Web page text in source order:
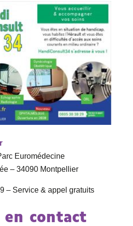
Euromédecine
– 34090 Montpellier
– Service & appel gratuits
en contact